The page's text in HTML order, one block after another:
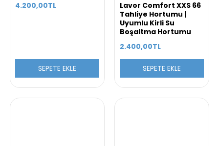
4.200,00TL
SEPETE EKLE
Lavor Comfort XXS 66
Tahliye Hortumu |
Uyumlu Kirli Su
Boşaltma Hortumu
2.400,00TL
SEPETE EKLE